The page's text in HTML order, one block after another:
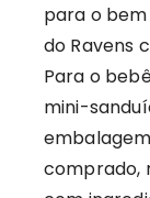
para o
do Ravens
Para o
mini-
comprado,